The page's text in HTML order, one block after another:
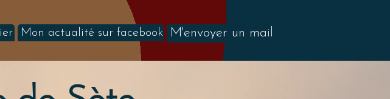
Mon actualité sur facebook M'envoyer un mail